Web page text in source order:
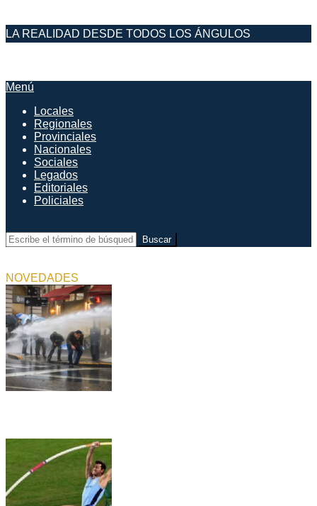
Saltar
al
LA REALIDAD DESDE TODOS LOS ÁNGULOS
Menú
navegación
principal
Menú
Locales
Regionales
Provinciales
Nacionales
Sociales
Legados
Editoriales
Policiales
Buscar
NOVEDADES